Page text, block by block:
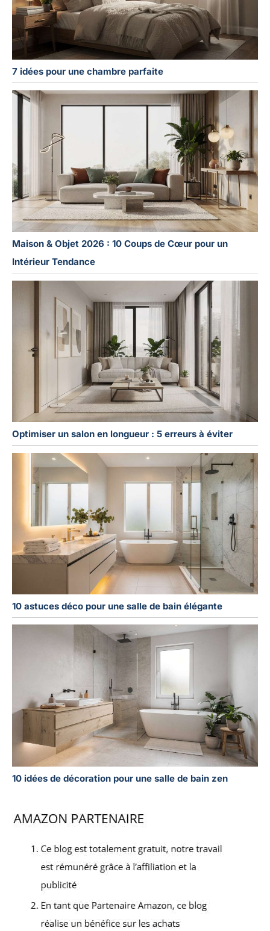
7 idées pour une chambre parfaite
Maison & Objet 2026 : 10 Coups de Cœur pour un
Intérieur Tendance
Optimiser un salon en longueur : 5 erreurs à éviter
10 astuces déco pour une salle de bain élégante
10 idées de décoration pour une salle de bain zen